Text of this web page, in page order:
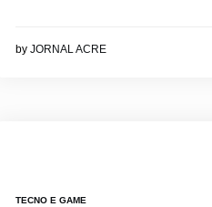
by JORNAL ACRE
TECNO E GAME